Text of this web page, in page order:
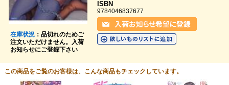
在庫状況：品切れのためご
注文いただけません。入荷
お知らせにご登録下さい
ISBN
9784046837677
この商品をご覧のお客様は、こんな商品もチェックしています。